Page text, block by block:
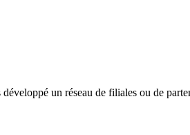
un réseau de filiales ou de